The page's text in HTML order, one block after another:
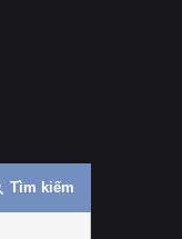
Tìm kiếm